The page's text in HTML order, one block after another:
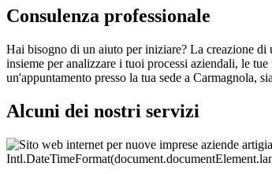
Consulenza professionale
Hai bisogno di un aiuto per iniziare? La creazione di
insieme per analizzare i tuoi processi aziendali, le
un'appuntamento presso la tua sede a Carmagnola,
Alcuni dei nostri servizi